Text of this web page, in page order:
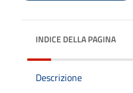
INDICE DELLA PAGINA
Descrizione